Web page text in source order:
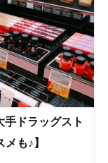
ドラッグスト
も♪】